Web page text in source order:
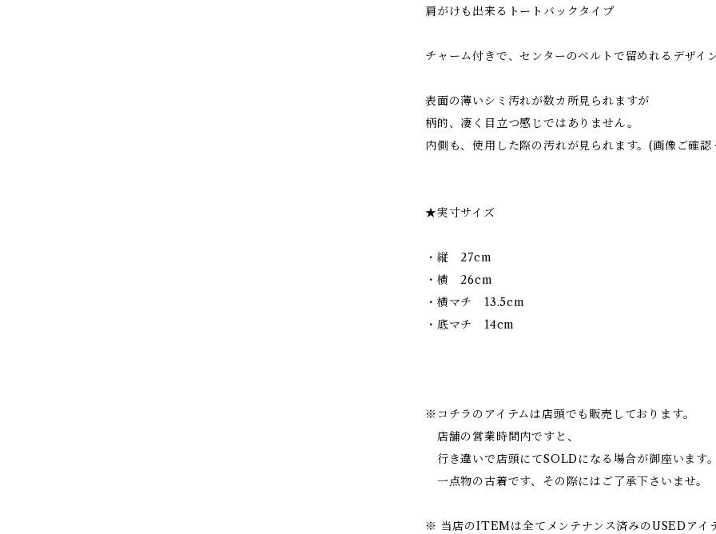
肩がけも出来るトートバックタイプ
チャーム付きで、センターのベルトで留めれるデザイ
表面の薄いシミ汚れが数カ所見られますが
柄的、凄く目立つ感じではありません。
内側も、使用した際の汚れが見られます。(画像ご確
★実寸サイズ
・縦 27cm
・横 26cm
・横マチ 13.5cm
・底マチ 14cm
※コチラのアイテムは店頭でも販売しております。
店舗の営業時間内ですと、
行き違いで店頭にてSOLDになる場合が御座います。
一点物の古着です、その際にはご了承下さいませ。
※ 当店のITEMは全てメンテナンス済みのUSEDアイ